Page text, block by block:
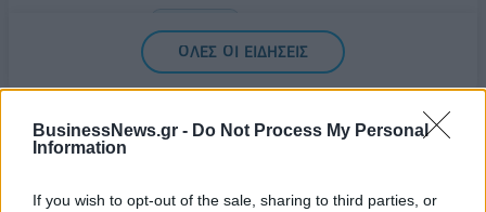
BusinessNews.gr - Do Not Process My Personal
Information
If you wish to opt-out of the sale, sharing to third parties, or
ΟΛΕΣ ΟΙ ΕΙΔΗΣΕΙΣ